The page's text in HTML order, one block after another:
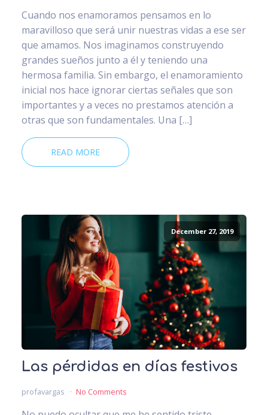
Cuando nos enamoramos pensamos en lo
maravilloso que será unir nuestras vidas a ese ser
que amamos. Nos imaginamos construyendo
grandes sueños junto a él y teniendo una
hermosa familia. Sin embargo, el enamoramiento
inicial nos hace ignorar ciertas señales que son
importantes y a veces no prestamos atención a
otras que son fundamentales. Una […]
READ MORE
December 27, 2019
Las pérdidas en días festivos
profavargas No Comments